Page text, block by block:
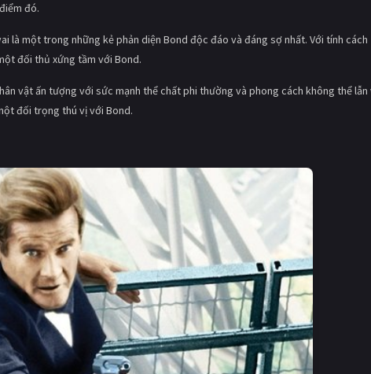
đó.
là một trong những kẻ phản diện Bond độc đáo và đáng sợ nhất. Với tính cách
đối thủ xứng tầm với Bond.
vật ấn tượng với sức mạnh thể chất phi thường và phong cách không thể lẫn
đối trọng thú vị với Bond.